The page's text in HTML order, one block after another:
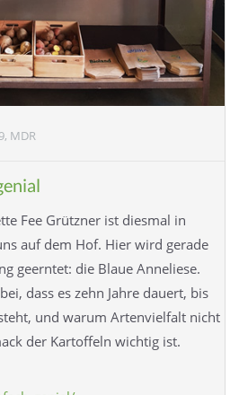
MDR
Fee Grützner ist diesmal in
auf dem Hof. Hier wird gerade
geerntet: die Blaue Anneliese.
dass es zehn Jahre dauert, bis
und warum Artenvielfalt nicht
der Kartoffeln wichtig ist.